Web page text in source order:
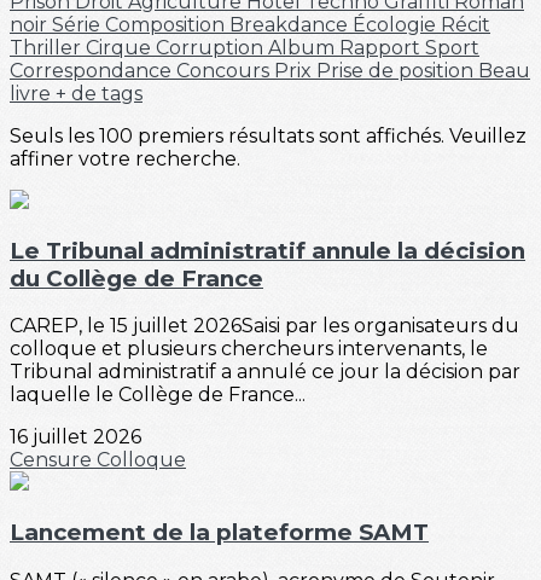
noir Série Composition Breakdance Écologie Récit
Thriller Cirque Corruption Album Rapport Sport
Correspondance Concours Prix Prise de position Beau
livre + de tags
Seuls les 100 premiers résultats sont affichés. Veuillez
affiner votre recherche.
Le Tribunal administratif annule la décision
du Collège de France
CAREP, le 15 juillet 2026Saisi par les organisateurs du
colloque et plusieurs chercheurs intervenants, le
Tribunal administratif a annulé ce jour la décision par
laquelle le Collège de France...
16 juillet 2026
Censure Colloque
Lancement de la plateforme SAMT